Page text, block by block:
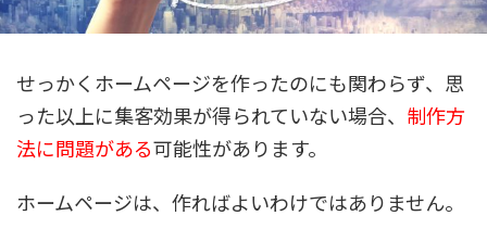
せっかくホームページを作ったのにも関わらず、思
った以上に集客効果が得られていない場合、 制作方
法に問題がある可能性があります。
ホームページは、作ればよいわけではありません。